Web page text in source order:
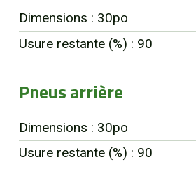
Dimensions : 30po
Usure restante (%) : 90
Pneus arrière
Dimensions : 30po
Usure restante (%) : 90